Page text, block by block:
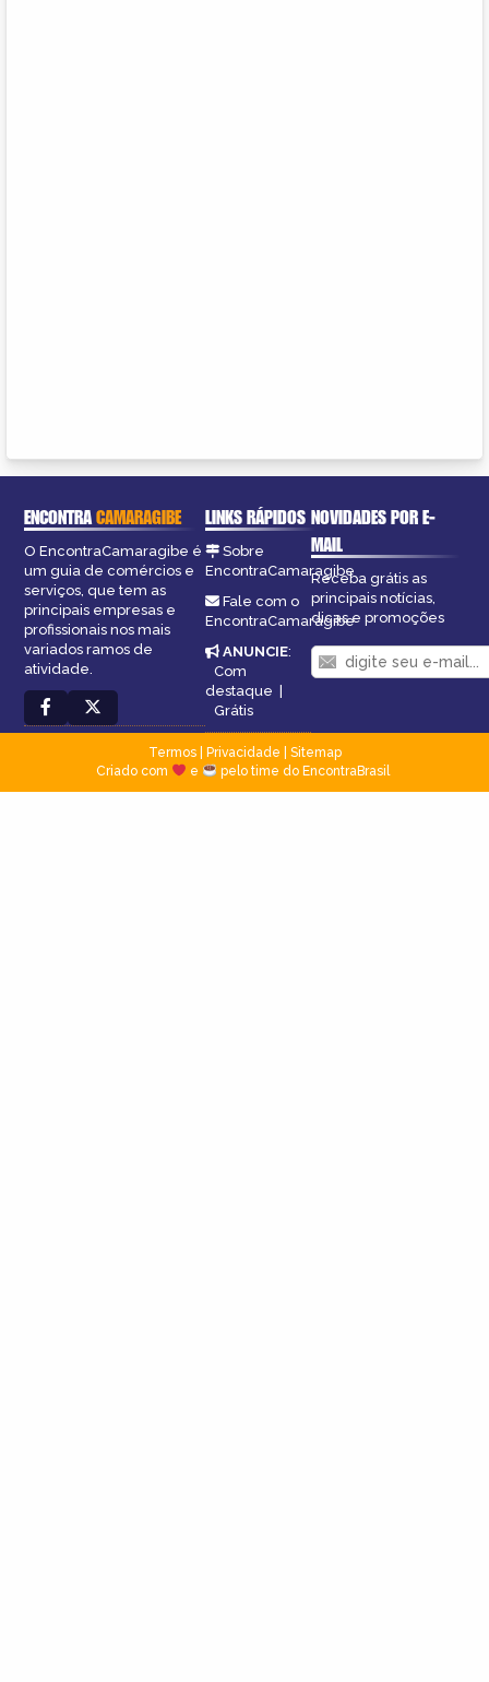
ENCONTRACAMARAGIBE
O EncontraCamaragibe é
um guia de comércios e
serviços, que tem as
principais empresas e
profissionais nos mais
variados ramos de
atividade.
LINKS RÁPIDOS
Sobre
EncontraCamaragibe
Fale com o
EncontraCamaragibe
ANUNCIE:
Com
destaque |
Grátis
NOVIDADES POR E-
MAIL
Receba grátis as
principais notícias,
dicas e promoções
Termos| Privacidade
Sitemap
Criado com
e pelo time do EncontraBrasil